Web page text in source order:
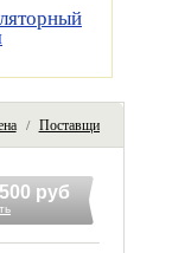
/ Поставщик
руб